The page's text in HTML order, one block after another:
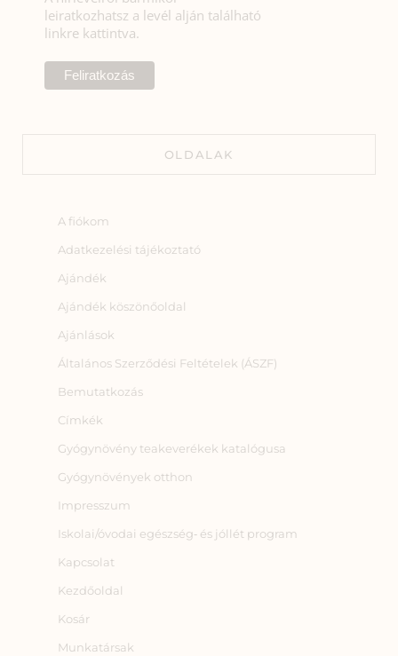
leiratkozhatsz a levél alján található
linkre kattintva.
OLDALAK
A fiókom
Adatkezelési tájékoztató
Ajándék
Ajándék köszönőoldal
Ajánlások
Általános Szerződési Feltételek (ÁSZF)
Bemutatkozás
Címkék
Gyógynövény teakeverékek katalógusa
Gyógynövények otthon
Impresszum
Iskolai/óvodai egészség‑ és jóllét program
Kapcsolat
Kezdőoldal
Kosár
Munkatársak